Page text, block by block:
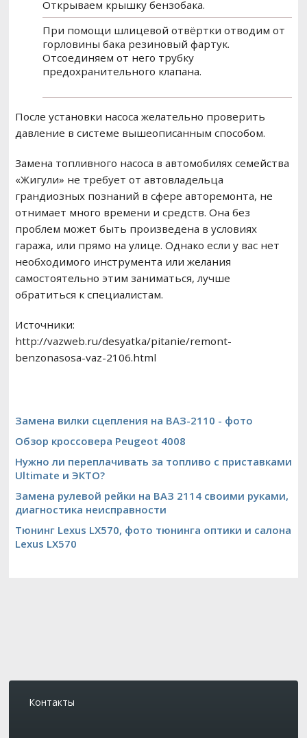
Открываем крышку бензобака.
При помощи шлицевой отвёртки отводим от
горловины бака резиновый фартук.
Отсоединяем от него трубку
предохранительного клапана.
После установки насоса желательно проверить
давление в системе вышеописанным способом.
Замена топливного насоса в автомобилях семейства
«Жигули» не требует от автовладельца
грандиозных познаний в сфере авторемонта, не
отнимает много времени и средств. Она без
проблем может быть произведена в условиях
гаража, или прямо на улице. Однако если у вас нет
необходимого инструмента или желания
самостоятельно этим заниматься, лучше
обратиться к специалистам.
Источники:
http://vazweb.ru/desyatka/pitanie/remont-
benzonasosa-vaz-2106.html
Замена вилки сцепления на ВАЗ-2110 - фото
Обзор кроссовера Peugeot 4008
Нужно ли переплачивать за топливо с приставками
Ultimate и ЭКТО?
Замена рулевой рейки на ВАЗ 2114 своими руками,
диагностика неисправности
Тюнинг Lexus LX570, фото тюнинга оптики и салона
Lexus LX570
Контакты